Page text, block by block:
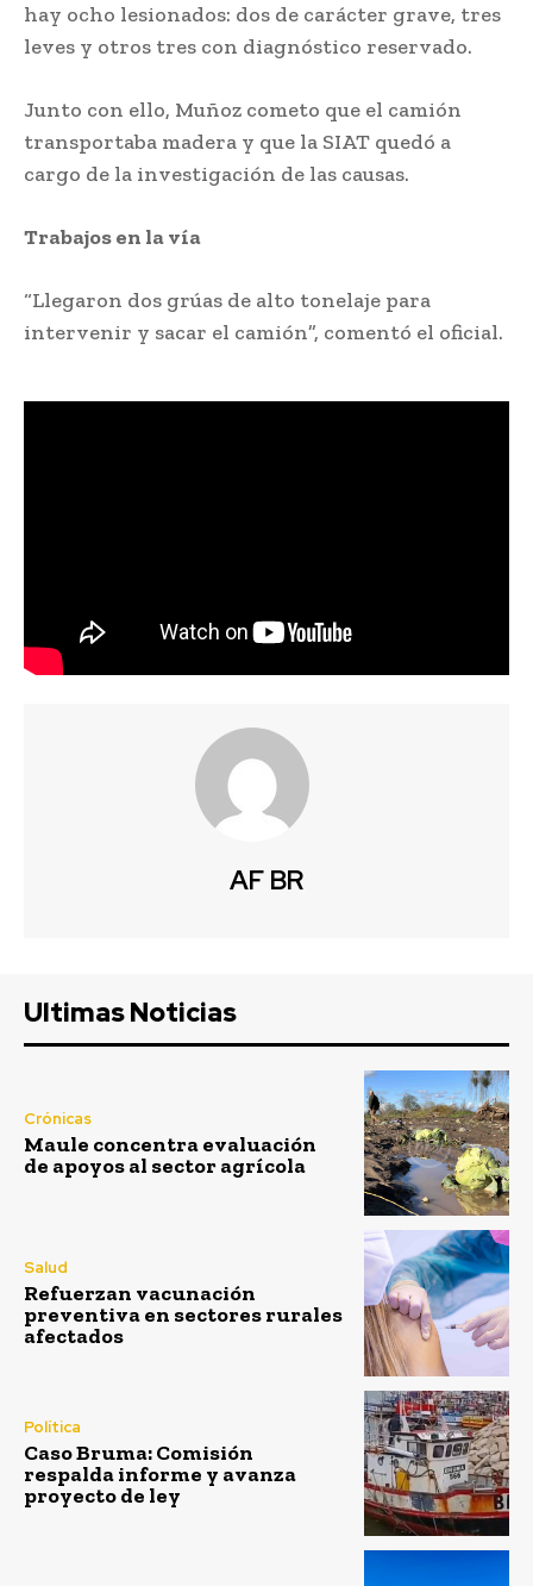
hay ocho lesionados: dos de carácter grave, tres
leves y otros tres con diagnóstico reservado.
Junto con ello, Muñoz cometo que el camión
transportaba madera y que la SIAT quedó a
cargo de la investigación de las causas.
Trabajos en la vía
“Llegaron dos grúas de alto tonelaje para
intervenir y sacar el camión”, comentó el oficial.
AF BR
Ultimas Noticias
Crónicas
Maule concentra evaluación
de apoyos al sector agrícola
Salud
Refuerzan vacunación
preventiva en sectores rurales
afectados
Política
Caso Bruma: Comisión
respalda informe y avanza
proyecto de ley